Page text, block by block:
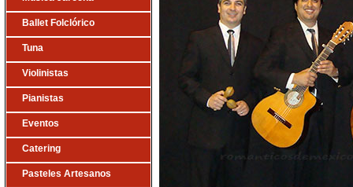
Ballet Folclórico
Tuna
Violinistas
Pianistas
Eventos
Catering
Pasteles Artesanos